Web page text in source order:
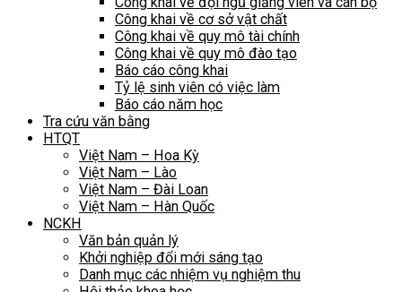
Công khai về cơ sở vật chất
Công khai về quy mô tài chính
Công khai về quy mô đào tạo
Báo cáo công khai
Tỷ lệ sinh viên có việc làm
Báo cáo năm học
Tra cứu văn bằng
HTQT
Việt Nam – Hoa Kỳ
Việt Nam – Lào
Việt Nam – Đài Loan
Việt Nam – Hàn Quốc
NCKH
Văn bản quản lý
Khởi nghiệp đổi mới sáng tạo
Danh mục các nhiệm vụ nghiệm thu